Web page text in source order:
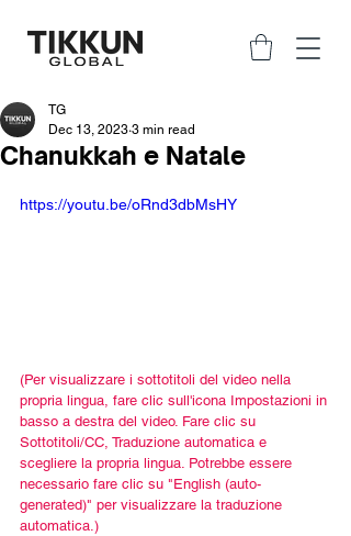
Chanukkah e Natale
TG
Dec 13, 2023 3 min read
https://youtu.be/oRnd3dbMsHY
(Per visualizzare i sottotitoli del video nella
propria lingua, fare clic sull'icona Impostazioni in
basso a destra del video. Fare clic su
Sottotitoli/CC, Traduzione automatica e
scegliere la propria lingua. Potrebbe essere
necessario fare clic su "English (auto-
generated)" per visualizzare la traduzione
automatica.)